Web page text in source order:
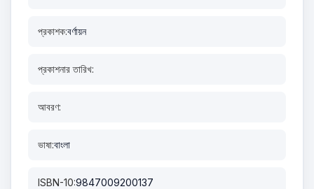
প্রকাশক:বর্ণায়ন
প্রকাশনার তারিখ:
আবরণ:
ভাষা:বাংলা
ISBN-10:9847009200137